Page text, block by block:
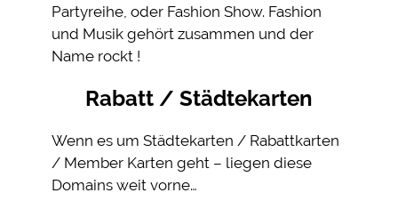
Partyreihe, oder Fashion Show. Fashion
und Musik gehört zusammen und der
Name rockt !
Rabatt / Städtekarten
Wenn es um Städtekarten / Rabattkarten
/ Member Karten geht – liegen diese
Domains weit vorne…